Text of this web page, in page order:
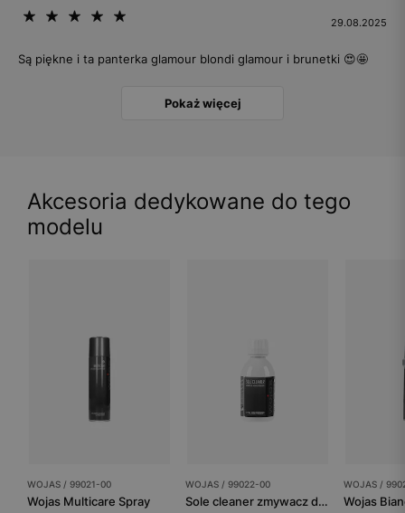
29.08.2025
Są piękne i ta panterka glamour blondi glamour i brunetki 😍🤩
Pokaż więcej
Akcesoria dedykowane do tego
modelu
WOJAS / 99021-00
Wojas Multicare Spray
WOJAS / 99022-00
Sole cleaner zmywacz do jasnych podeszew 99022-00
WOJAS /
Wojas